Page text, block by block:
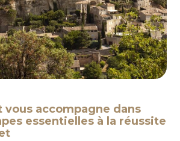
vous accompagne dans
essentielles à la réussite